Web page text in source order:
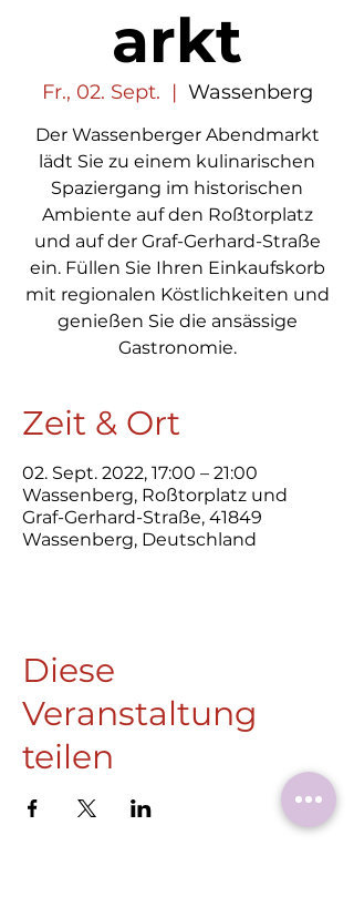
arkt
Fr., 02. Sept.
  |
Wassenberg
Der Wassenberger Abendmarkt
lädt Sie zu einem kulinarischen
Spaziergang im historischen
Ambiente auf den Roßtorplatz
und auf der Graf-Gerhard-Straße
ein. Füllen Sie Ihren Einkaufskorb
mit regionalen Köstlichkeiten und
genießen Sie die ansässige
Gastronomie.
Zeit & Ort
02. Sept. 2022, 17:00 – 21:00
Wassenberg, Roßtorplatz und
Graf-Gerhard-Straße, 41849
Wassenberg, Deutschland
Diese
Veranstaltung
teilen